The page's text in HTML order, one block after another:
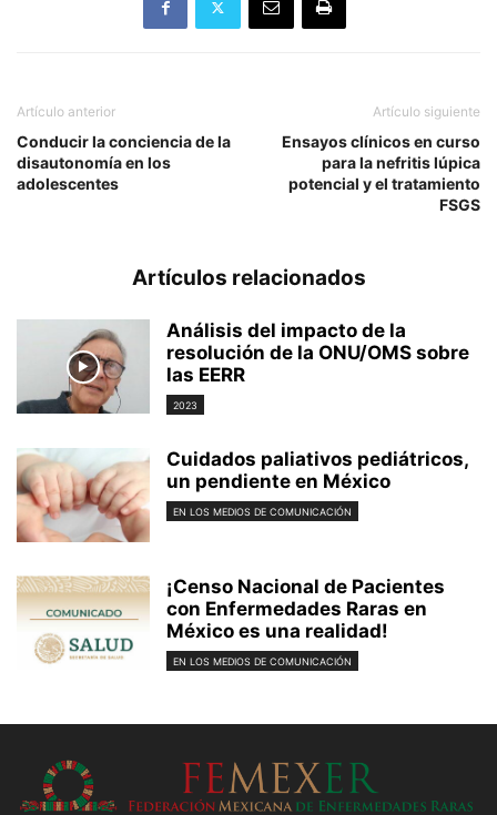
Artículo anterior
Conducir la conciencia de la
disautonomía en los
adolescentes
Artículo siguiente
Ensayos clínicos en curso
para la nefritis lúpica
potencial y el tratamiento
FSGS
Artículos relacionados
Análisis del impacto de la
resolución de la ONU/OMS sobre
las EERR
2023
Cuidados paliativos pediátricos,
un pendiente en México
EN LOS MEDIOS DE COMUNICACIÓN
¡Censo Nacional de Pacientes
con Enfermedades Raras en
México es una realidad!
EN LOS MEDIOS DE COMUNICACIÓN